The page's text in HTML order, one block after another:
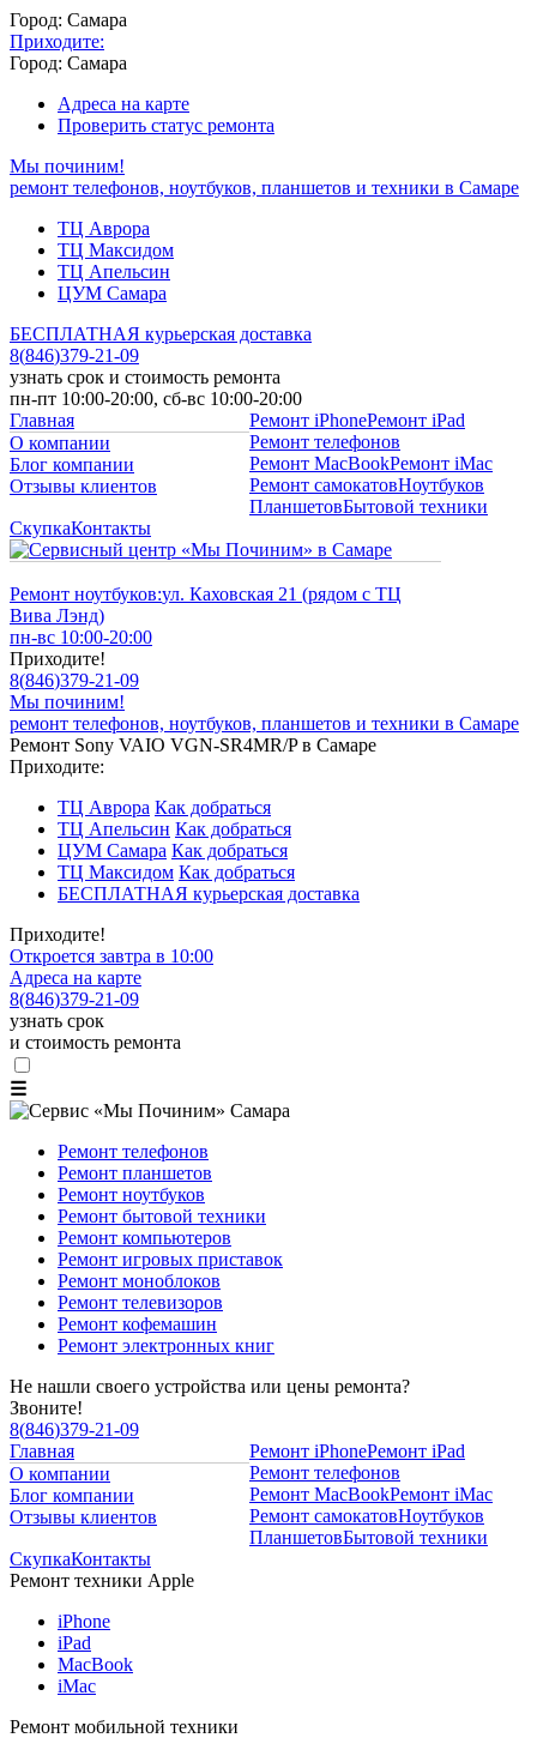
Город: Самара
Приходите:
Город: Самара
Адреса на карте
Проверить статус ремонта
Мы починим!
ремонт телефонов, ноутбуков, планшетов и техники в Самаре
ТЦ Аврора
ТЦ Максидом
ТЦ Апельсин
ЦУМ Самара
БЕСПЛАТНАЯ курьерская доставка
8(846)379-21-09
узнать срок и стоимость ремонта
пн-пт 10:00-20:00, сб-вс 10:00-20:00
Главная
О компании
Блог компании
Отзывы клиентов
Ремонт iPhoneРемонт iPad
Ремонт телефонов
Ремонт MacBookРемонт iMac
Ремонт самокатовНоутбуков
ПланшетовБытовой техники
СкупкаКонтакты
Ремонт ноутбуков:ул. Каховская 21 (рядом с ТЦ
Вива Лэнд)
пн-вс 10:00-20:00
Приходите!
8(846)379-21-09
Мы починим!
ремонт телефонов, ноутбуков, планшетов и техники в Самаре
Ремонт Sony VAIO VGN-SR4MR/P в Самаре
Приходите:
ТЦ Аврора Как добраться
ТЦ Апельсин Как добраться
ЦУМ Самара Как добраться
ТЦ Максидом Как добраться
БЕСПЛАТНАЯ курьерская доставка
Приходите!
Откроется завтра в 10:00
Адреса на карте
8(846)379-21-09
узнать срок
и стоимость ремонта
☰
Ремонт телефонов
Ремонт планшетов
Ремонт ноутбуков
Ремонт бытовой техники
Ремонт компьютеров
Ремонт игровых приставок
Ремонт моноблоков
Ремонт телевизоров
Ремонт кофемашин
Ремонт электронных книг
Не нашли своего устройства или цены ремонта?
Звоните!
8(846)379-21-09
Главная
О компании
Блог компании
Отзывы клиентов
Ремонт iPhoneРемонт iPad
Ремонт телефонов
Ремонт MacBookРемонт iMac
Ремонт самокатовНоутбуков
ПланшетовБытовой техники
СкупкаКонтакты
Ремонт техники Apple
iPhone
iPad
MacBook
iMac
Ремонт мобильной техники